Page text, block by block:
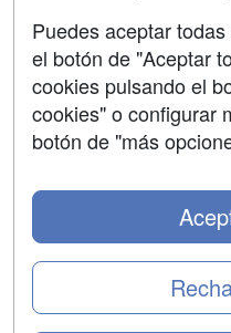
Grupo formazion:
Puedes aceptar
el botón de "Aceptar
cookies pulsando el
cookies" o configurar
botón de "más